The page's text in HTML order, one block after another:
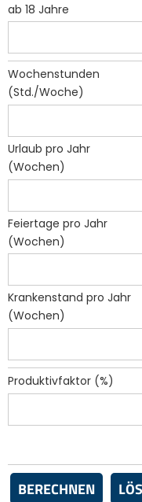
ab 18 Jahre
Wochenstunden
(Std./Woche)
Urlaub pro Jahr
(Wochen)
Feiertage pro Jahr
(Wochen)
Krankenstand pro Jahr
(Wochen)
Produktivfaktor (%)